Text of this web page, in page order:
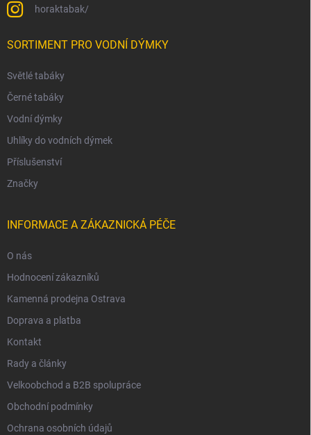
horaktabak/
SORTIMENT PRO VODNÍ DÝMKY
Světlé tabáky
Černé tabáky
Vodní dýmky
Uhlíky do vodních dýmek
Příslušenství
Značky
INFORMACE A ZÁKAZNICKÁ PÉČE
O nás
Hodnocení zákazníků
Kamenná prodejna Ostrava
Doprava a platba
Kontakt
Rady a články
Velkoobchod a B2B spolupráce
Obchodní podmínky
Ochrana osobních údajů